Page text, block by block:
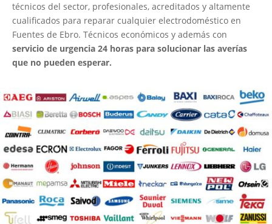
técnicos del sector, profesionales, acreditados y altamente
cualificados para reparar cualquier electrodoméstico en
Fuentes de Ebro. Técnicos económicos y además con
servicio de urgencia 24 horas para solucionar las averías
que no pueden esperar.